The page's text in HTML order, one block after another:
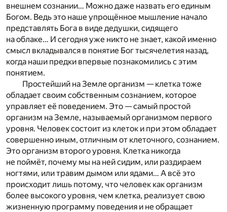
внешнем сознании… Можно даже назвать его единым
Богом. Ведь это наше упрощённое мышление начало
представлять Бога в виде дедушки, сидящего
на облаке… И сегодня уже никто не знает, какой именно
смысл вкладывался в понятие Бог тысячелетия назад,
когда наши предки впервые познакомились с этим
понятием.
Простейший на Земле организм — клетка тоже
обладает своим собственным сознанием, которое
управляет её поведением. Это — самый простой
организм на Земле, называемый организмом первого
уровня. Человек состоит из клеток и при этом обладает
совершенно иным, отличным от клеточного, сознанием.
Это организм второго уровня. Клетка никогда
не поймёт, почему мы на ней сидим, или раздираем
ногтями, или травим дымом или ядами… А всё это
происходит лишь потому, что человек как организм
более высокого уровня, чем клетка, реализует свою
жизненную программу поведения и не обращает